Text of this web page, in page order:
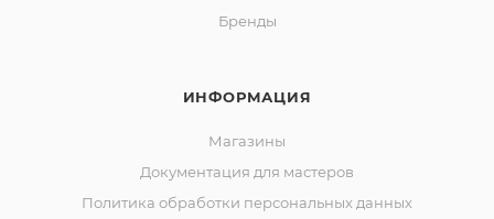
Бренды
ИНФОРМАЦИЯ
Магазины
Документация для мастеров
Политика обработки персональных данных